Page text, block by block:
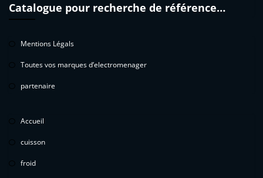
Catalogue pour recherche de référence…
Mentions Légals
Toutes vos marques d’electromenager
partenaire
Accueil
cuisson
froid